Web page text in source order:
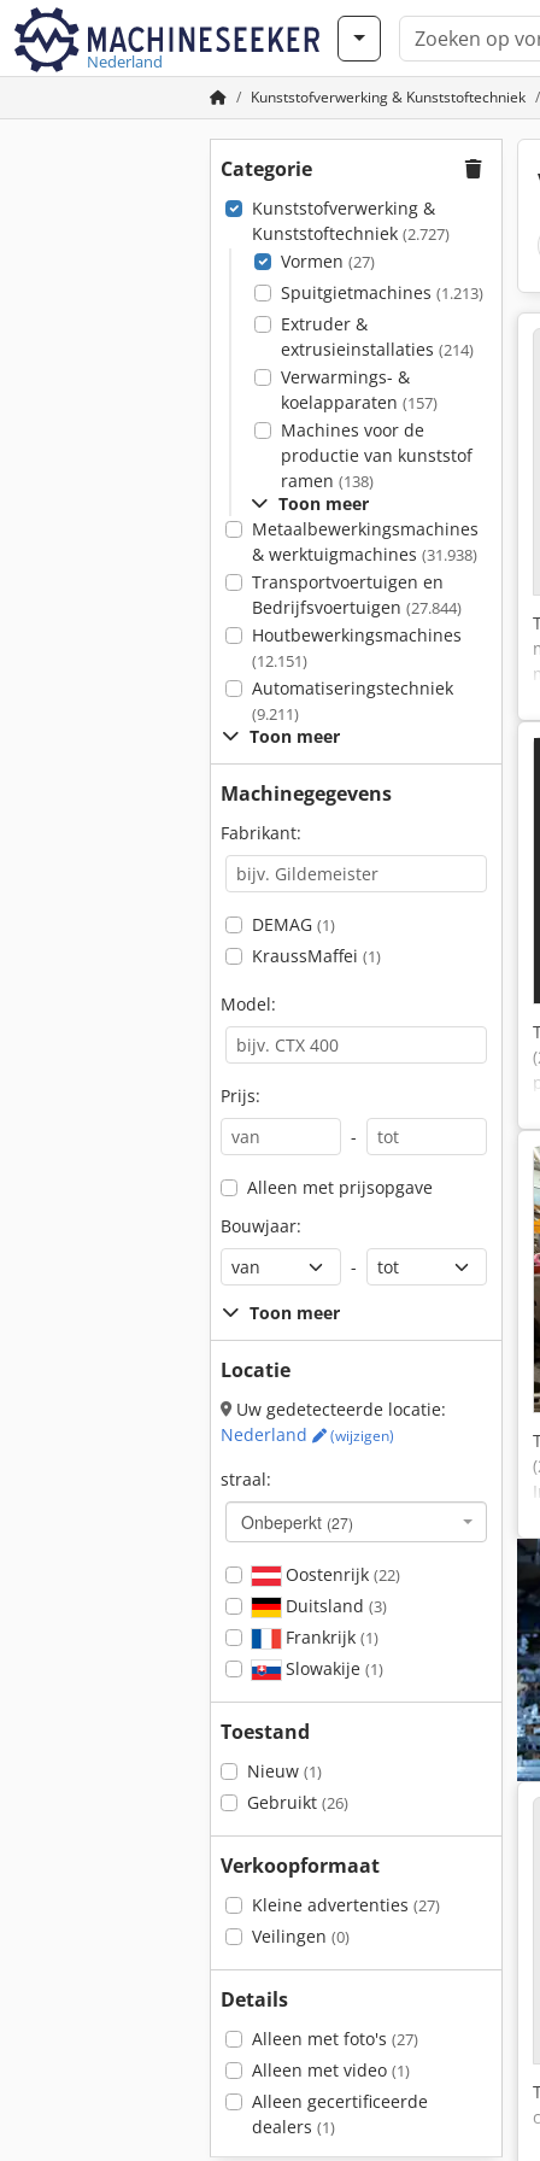
Nederland
Kunststofverwerking & Kunststoftechniek
Categorie
Kunststofverwerking &
Kunststoftechniek (2.727)
Vormen (27)
Spuitgietmachines (1.213)
Extruder &
extrusieinstallaties (214)
Verwarmings- &
koelapparaten (157)
Machines voor de
productie van kunststof
ramen (138)
Toon meer
Metaalbewerkingsmachines
& werktuigmachines (31.938)
Transportvoertuigen en
Bedrijfsvoertuigen (27.844)
Houtbewerkingsmachines
(12.151)
Automatiseringstechniek
(9.211)
Toon meer
Machinegegevens
Fabrikant:
DEMAG (1)
KraussMaffei (1)
Model:
Prijs:
-
Alleen met prijsopgave
Bouwjaar:
-
Toon meer
Locatie
Uw gedetecteerde locatie:
Nederland
(wijzigen)
straal:
Onbeperkt (27)
Oostenrijk (22)
Duitsland (3)
Frankrijk (1)
Slowakije (1)
Toestand
Nieuw (1)
Gebruikt (26)
Verkoopformaat
Kleine advertenties (27)
Veilingen (0)
Details
Alleen met foto's (27)
Alleen met video (1)
Alleen gecertificeerde
dealers (1)